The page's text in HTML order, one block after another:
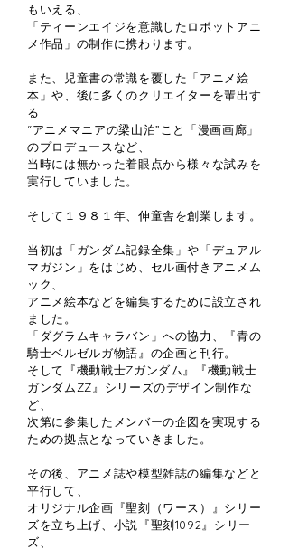
もいえる、
「ティーンエイジを意識したロボットアニ
メ作品」の制作に携わります。
また、児童書の常識を覆した「アニメ絵
本」や、後に多くのクリエイターを輩出す
る
“アニメマニアの梁山泊”こと「漫画画廊」
のプロデュースなど、
当時には無かった着眼点から様々な試みを
実行していました。
そして１９８１年、伸童舎を創業します。
当初は「ガンダム記録全集」や「デュアル
マガジン」をはじめ、セル画付きアニメム
ック、
アニメ絵本などを編集するために設立され
ました。
「ダグラムキャラバン」への協力、『青の
騎士ベルゼルガ物語』の企画と刊行。
そして『機動戦士Zガンダム』『機動戦士
ガンダムZZ』シリーズのデザイン制作な
ど、
次第に参集したメンバーの企図を実現する
ための拠点となっていきました。
その後、アニメ誌や模型雑誌の編集などと
平行して、
オリジナル企画『聖刻（ワース）』シリー
ズを立ち上げ、小説『聖刻1092』シリー
ズ、